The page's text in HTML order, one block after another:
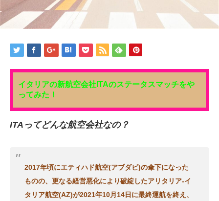
イタリアの新航空会社ITAのステータスマッチをや
ってみた！
ITAってどんな航空会社なの？
2017年頃にエティハド航空(アブダビ)の傘下になった
ものの、更なる経営悪化により破綻したアリタリア-イ
タリア航空(AZ)が2021年10月14日に最終運航を終え、